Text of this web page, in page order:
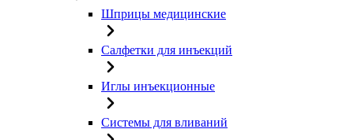
Шприцы медицинские
Салфетки для инъекций
Иглы инъекционные
Системы для вливаний